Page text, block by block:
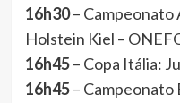
16h30– Campeonato
Holstein Kiel –
16h45– Copa Itália:
16h45– Campeonato